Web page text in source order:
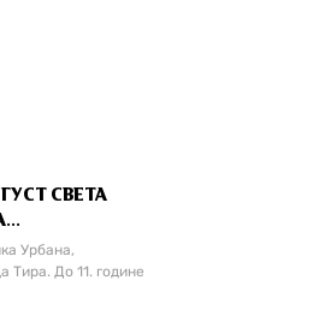
СВЕТА
Урбана,
Тира. До 11. године